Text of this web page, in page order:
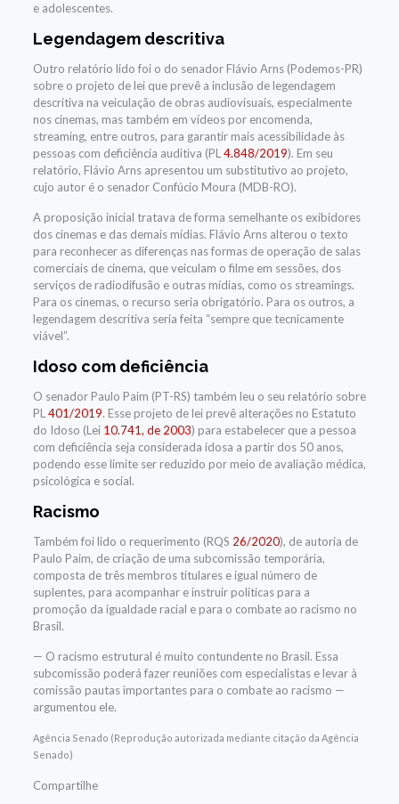
e adolescentes.
Legendagem descritiva
Outro relatório lido foi o do senador Flávio Arns (Podemos-PR)
sobre o projeto de lei que prevê a inclusão de legendagem
descritiva na veiculação de obras audiovisuais, especialmente
nos cinemas, mas também em vídeos por encomenda,
streaming, entre outros, para garantir mais acessibilidade às
pessoas com deficiência auditiva (PL 4.848/2019). Em seu
relatório, Flávio Arns apresentou um substitutivo ao projeto,
cujo autor é o senador Confúcio Moura (MDB-RO).
A proposição inicial tratava de forma semelhante os exibidores
dos cinemas e das demais mídias. Flávio Arns alterou o texto
para reconhecer as diferenças nas formas de operação de salas
comerciais de cinema, que veiculam o filme em sessões, dos
serviços de radiodifusão e outras mídias, como os streamings.
Para os cinemas, o recurso seria obrigatório. Para os outros, a
legendagem descritiva seria feita “sempre que tecnicamente
viável”.
Idoso com deficiência
O senador Paulo Paim (PT-RS) também leu o seu relatório sobre
PL 401/2019. Esse projeto de lei prevê alterações no Estatuto
do Idoso (Lei 10.741, de 2003) para estabelecer que a pessoa
com deficiência seja considerada idosa a partir dos 50 anos,
podendo esse limite ser reduzido por meio de avaliação médica,
psicológica e social.
Racismo
Também foi lido o requerimento (RQS 26/2020), de autoria de
Paulo Paim, de criação de uma subcomissão temporária,
composta de três membros titulares e igual número de
suplentes, para acompanhar e instruir políticas para a
promoção da igualdade racial e para o combate ao racismo no
Brasil.
— O racismo estrutural é muito contundente no Brasil. Essa
subcomissão poderá fazer reuniões com especialistas e levar à
comissão pautas importantes para o combate ao racismo —
argumentou ele.
Agência Senado (Reprodução autorizada mediante citação da Agência
Senado)
Compartilhe